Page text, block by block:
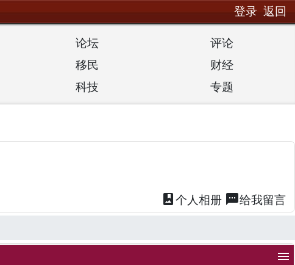
登录 返回
论坛
评论
移民
财经
科技 专题
photo_album 个人相册 textsms给我留言
menu